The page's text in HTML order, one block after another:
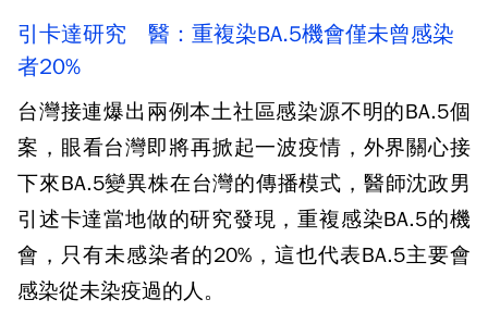
引卡達研究 醫：重複染BA.5機會僅未曾感染
者20%
台灣接連爆出兩例本土社區感染源不明的BA.5個
案，眼看台灣即將再掀起一波疫情，外界關心接
下來BA.5變異株在台灣的傳播模式，醫師沈政男
引述卡達當地做的研究發現，重複感染BA.5的機
會，只有未感染者的20%，這也代表BA.5主要會
感染從未染疫過的人。